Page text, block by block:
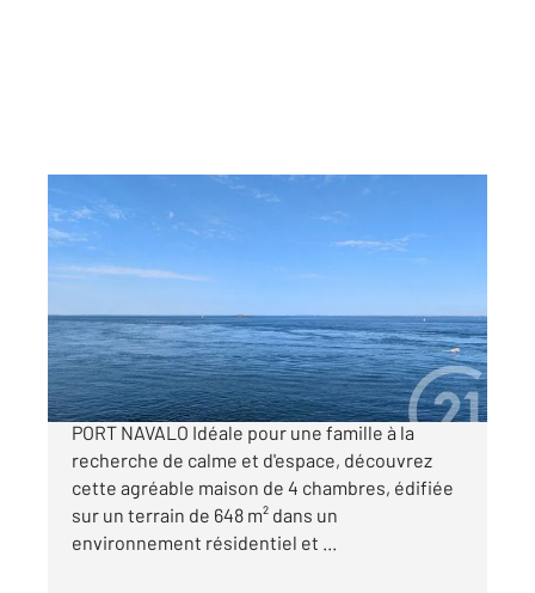
ARZON 56
189,62 m
, 5 pièces
Ref : 12434
2 360 000 €
Maison VUE MER 4 chambres avec piscine
PORT NAVALO Idéale pour une famille à la
recherche de calme et d'espace, découvrez
cette agréable maison de 4 chambres, édifiée
sur un terrain de 648 m² dans un
environnement résidentiel et ...